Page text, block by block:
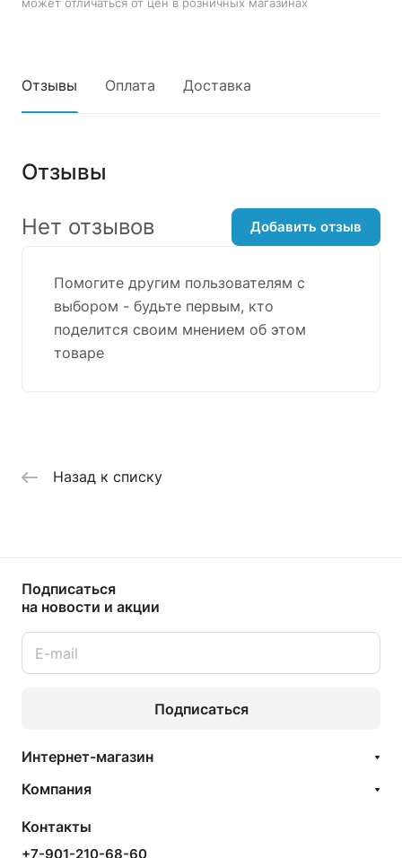
Отзывы Оплата Доставка
Отзывы
Помогите другим пользователям с
выбором - будьте первым, кто
поделится своим мнением об этом
товаре
Нет отзывов Добавить отзыв
Назад к списку
Подписаться
на новости и акции
Подписаться
Интернет-магазин
Компания
Контакты
+7-901-210-68-60